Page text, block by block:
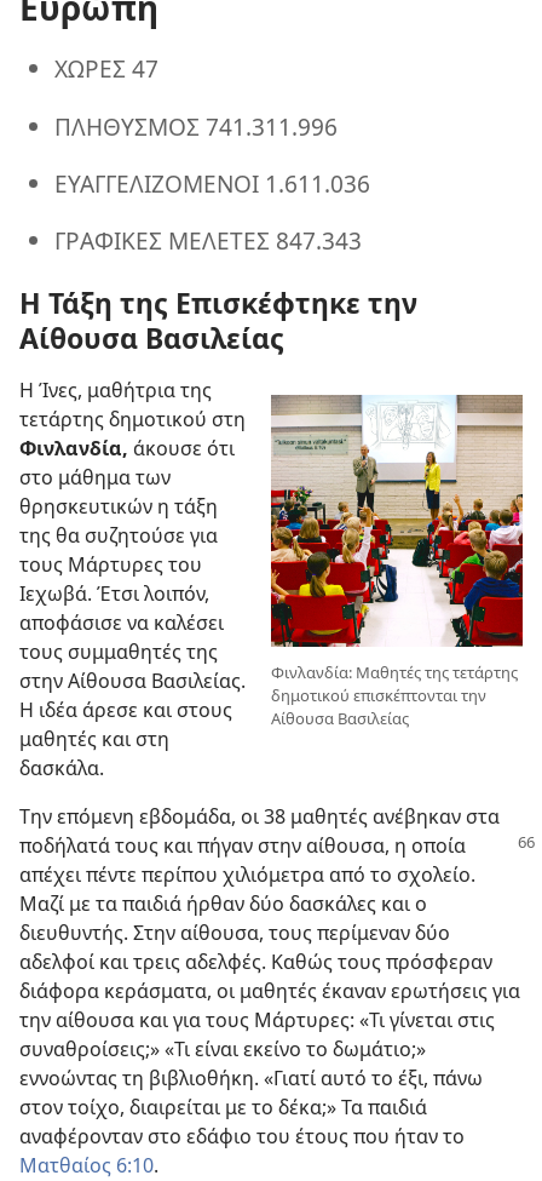
ΧΩΡΕΣ 47
ΠΛΗΘΥΣΜΟΣ 741.311.996
ΕΥΑΓΓΕΛΙΖΟΜΕΝΟΙ 1.611.036
ΓΡΑΦΙΚΕΣ ΜΕΛΕΤΕΣ 847.343
Η Τάξη της Επισκέφτηκε την
Αίθουσα Βασιλείας
Φινλανδία: Μαθητές της τετάρτης
δημοτικού επισκέπτονται την
Αίθουσα Βασιλείας
Η Ίνες, μαθήτρια της
τετάρτης δημοτικού στη
Φινλανδία, άκουσε ότι
στο μάθημα των
θρησκευτικών η τάξη
της θα συζητούσε για
τους Μάρτυρες του
Ιεχωβά. Έτσι λοιπόν,
αποφάσισε να καλέσει
τους συμμαθητές της
στην Αίθουσα Βασιλείας.
Η ιδέα άρεσε και στους
μαθητές και στη
δασκάλα.
Την επόμενη εβδομάδα, οι 38 μαθητές ανέβηκαν στα
ποδήλατά τους και πήγαν στην αίθουσα, η οποία
απέχει πέντε περίπου χιλιόμετρα από το σχολείο.
Μαζί με τα παιδιά ήρθαν δύο δασκάλες και ο
διευθυντής. Στην αίθουσα, τους περίμεναν δύο
αδελφοί και τρεις αδελφές. Καθώς τους πρόσφεραν
διάφορα κεράσματα, οι μαθητές έκαναν ερωτήσεις για
την αίθουσα και για τους Μάρτυρες: «Τι γίνεται στις
συναθροίσεις;» «Τι είναι εκείνο το δωμάτιο;»
εννοώντας τη βιβλιοθήκη. «Γιατί αυτό το έξι, πάνω
στον τοίχο, διαιρείται με το δέκα;» Τα παιδιά
αναφέρονταν στο εδάφιο του έτους που ήταν το
Ματθαίος 6:10.